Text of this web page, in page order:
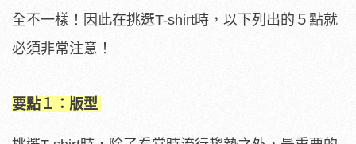
全不一樣！因此在挑選T-shirt時，以下列出的５點就
必須非常注意！
要點１：版型